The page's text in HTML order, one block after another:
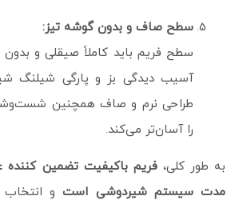
سطح صاف و بدون گوشه تیز:
سطح فریم باید کاملاً صیقلی و بدون
آسیب‌ دیدگی بز و پارگی شیلنگ
طراحی نرم و صاف همچنین
را آسان‌تر می‌کند.
به‌ طور کلی،فریم باکیفیت تضمین‌ کننده
مدت سیستم شیردوشی استو انتخاب